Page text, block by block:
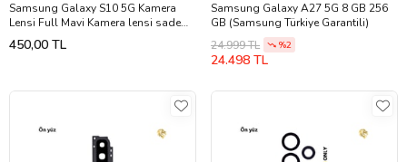
Samsung Galaxy S10 5G Kamera
Lensi Full Mavi Kamera lensi sade
lens kamera camı kamera merceği
450,00 TL
Samsung Galaxy A27 5G 8 GB 256
GB (Samsung Türkiye Garantili)
24.999 TL
%2
24.498 TL